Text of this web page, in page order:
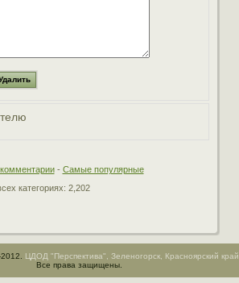
- Самые популярные
категориях: 2,202
ЦДОД "Перспектива", Зеленогорск, Красноярский край
Все права защищены.